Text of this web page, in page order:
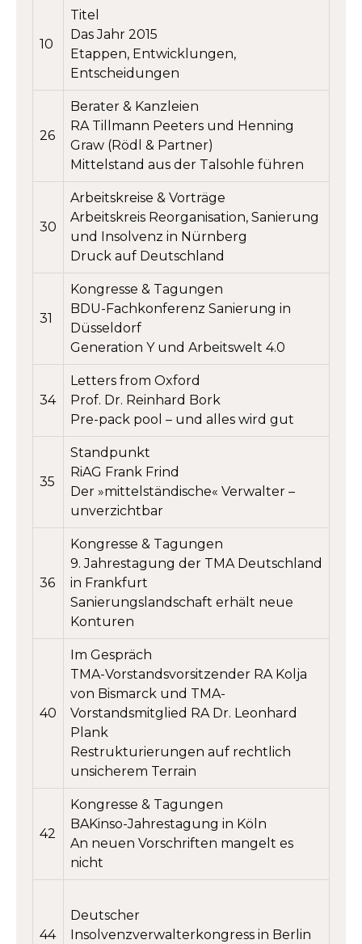
10
Titel
Das Jahr 2015
Etappen, Entwicklungen,
Entscheidungen
26
Berater & Kanzleien
RA Tillmann Peeters und Henning
Graw (Rödl & Partner)
Mittelstand aus der Talsohle führen
30
Arbeitskreise & Vorträge
Arbeitskreis Reorganisation, Sanierung
und Insolvenz in Nürnberg
Druck auf Deutschland
31
Kongresse & Tagungen
BDU-Fachkonferenz Sanierung in
Düsseldorf
Generation Y und Arbeitswelt 4.0
34
Letters from Oxford
Prof. Dr. Reinhard Bork
Pre-pack pool – und alles wird gut
35
Standpunkt
RiAG Frank Frind
Der »mittelständische« Verwalter –
unverzichtbar
36
Kongresse & Tagungen
9. Jahrestagung der TMA Deutschland
in Frankfurt
Sanierungslandschaft erhält neue
Konturen
40
Im Gespräch
TMA-Vorstandsvorsitzender RA Kolja
von Bismarck und TMA-
Vorstandsmitglied RA Dr. Leonhard
Plank
Restrukturierungen auf rechtlich
unsicherem Terrain
42
Kongresse & Tagungen
BAKinso-Jahrestagung in Köln
An neuen Vorschriften mangelt es
nicht
44
Deutscher
Insolvenzverwalterkongress in Berlin